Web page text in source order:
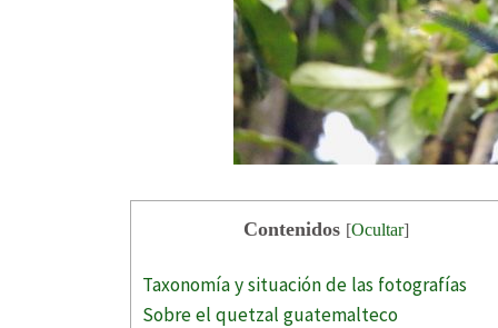
Contenidos [Ocultar]
Taxonomía y situación de las fotografías
Sobre el quetzal guatemalteco